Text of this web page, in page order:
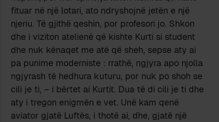
fituar në një lotari, ato ndryshojnë jetën e një
njeriu. Të gjithë qeshin, por profesori jo. Shkon
dhe i viziton atelienë që kishte Kurti si student
dhe nuk kënaqet me atë që sheh, sepse aty ai
pa punime moderniste : rrathë, ngjyra apo njolla
ngjyrash të hedhura kuturu, por nuk po shoh se
cili je ti, – i bërtet ai Kurtit. Dua të di cili je ti dhe
aty i tregon enigmën e vet. Unë kam qenë
aviator gjatë Luftës, i thotë ai, dhe, gjatë një